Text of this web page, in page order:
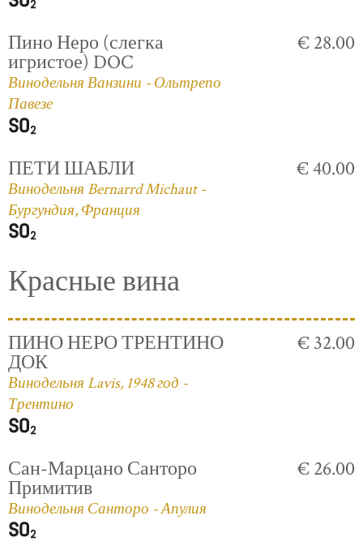
Пино Неро (слегка
игристое) DOC
Винодельня Ванзини - Ольтрепо
Павезе
€ 28.00
ПЕТИ ШАБЛИ
Винодельня Bernarrd Michaut -
Бургундия, Франция
€ 40.00
Красные вина
ПИНО НЕРО ТРЕНТИНО
ДОК
Винодельня Lavis, 1948 год -
Трентино
€ 32.00
Сан-Марцано Санторо
Примитив
Винодельня Санторо - Апулия
€ 26.00